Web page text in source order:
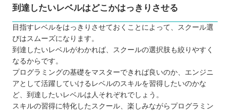
特定一般教育訓練
プログラミングスクールで挫折しないために
【青森】大人向けのおすすめプログラミングスクー
ル7選
TECHI.S.（テックアイエス）
学べる言語
ソフトキャンパス
到達したいレベルはどこかはっきりさせる
目指すレベルをはっきりさせておくことによって、スクール選
びはスムーズになります。
到達したいレベルがわかれば、スクールの選択肢も絞りやすく
なるからです。
プログラミングの基礎をマスターできれば良いのか、エンジニ
アとして活躍していけるレベルのスキルを習得したいのかな
ど、到達したいレベルは人それぞれでしょう。
スキルの習得に特化したスクール、楽しみながらプログラミン